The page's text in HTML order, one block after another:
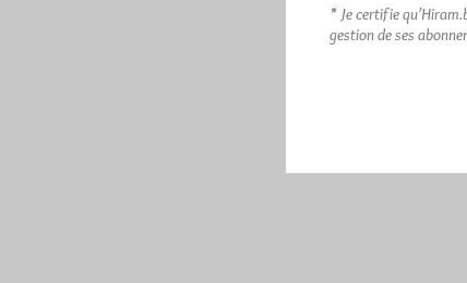
* Je certifie
gestion de ses